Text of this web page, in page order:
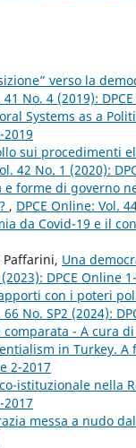
verso la
41 No. 4 (2019):
Systems as a
2019
sui procedimenti
42 No. 1 (2020):
e forme di governo
, DPCE Online: Vol.
da Covid-19 e il
Paffarini, Una
DPCE Online
con i poteri
66 No. SP2 (2024):
- A cura di
in Turkey.
2-2017
istituzionale nella
2017
messa a nudo